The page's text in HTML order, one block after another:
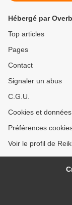
Hébergé par
Top articles
Pages
Contact
Signaler un abus
C.G.U.
Cookies et
Préférences
Voir le profil de